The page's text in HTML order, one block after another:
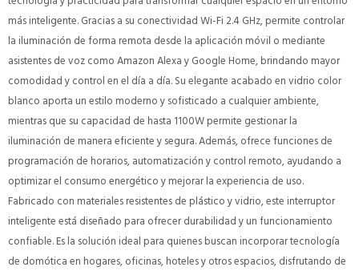
más inteligente. Gracias a su conectividad Wi-Fi 2.4 GHz, permite controlar
la iluminación de forma remota desde la aplicación móvil o mediante
asistentes de voz como Amazon Alexa y Google Home, brindando mayor
comodidad y control en el día a día. Su elegante acabado en vidrio color
blanco aporta un estilo moderno y sofisticado a cualquier ambiente,
mientras que su capacidad de hasta 1100W permite gestionar la
iluminación de manera eficiente y segura. Además, ofrece funciones de
programación de horarios, automatización y control remoto, ayudando a
optimizar el consumo energético y mejorar la experiencia de uso.
Fabricado con materiales resistentes de plástico y vidrio, este interruptor
inteligente está diseñado para ofrecer durabilidad y un funcionamiento
confiable. Es la solución ideal para quienes buscan incorporar tecnología
de domótica en hogares, oficinas, hoteles y otros espacios, disfrutando de